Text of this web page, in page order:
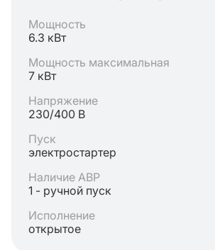
Мощность
6.3 кВт
Мощность максимальная
7 кВт
Напряжение
230/400 В
Пуск
электростартер
Наличие АВР
1 - ручной пуск
Исполнение
открытое